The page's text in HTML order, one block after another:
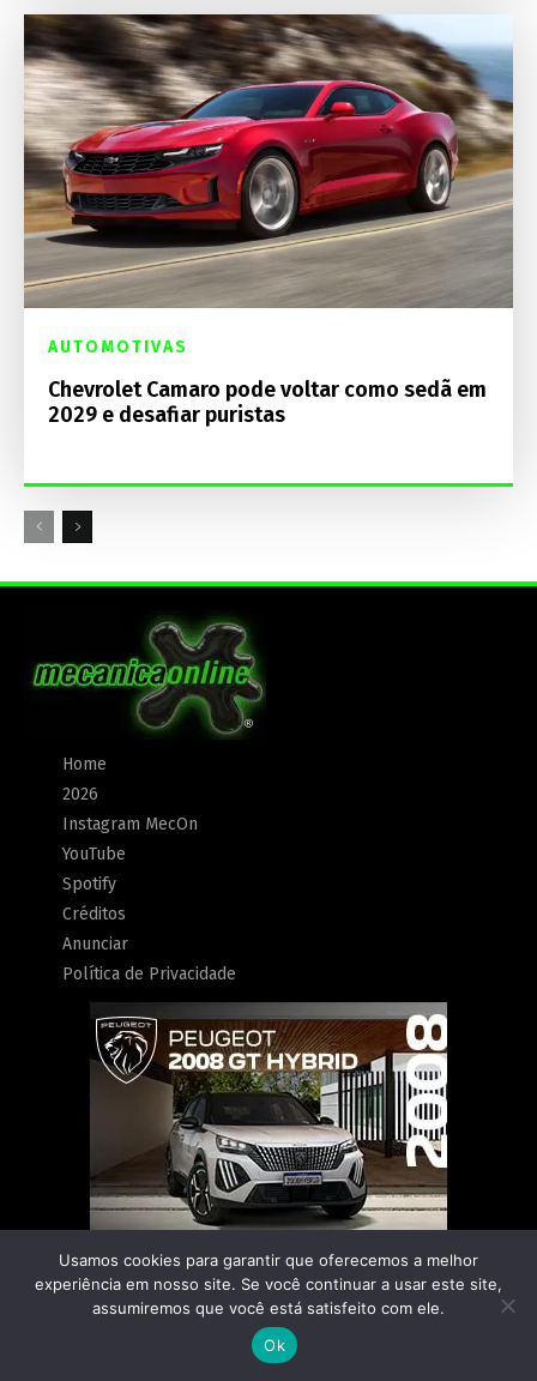
AUTOMOTIVAS
Chevrolet Camaro pode voltar como sedã em
2029 e desafiar puristas
Home
2026
Instagram MecOn
YouTube
Spotify
Créditos
Anunciar
Política de Privacidade
Usamos cookies para garantir que oferecemos a melhor
experiência em nosso site. Se você continuar a usar este site,
assumiremos que você está satisfeito com ele.
Ok